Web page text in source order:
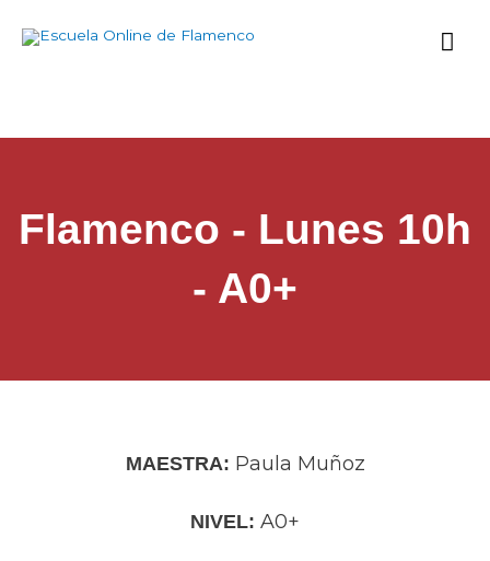
Flamenco - Lunes 10h
- A0+
MAESTRA: Paula Muñoz
NIVEL: A0+